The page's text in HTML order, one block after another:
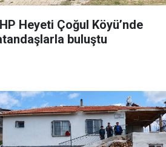
Heyeti Çoğul Köyü’nde
buluştu